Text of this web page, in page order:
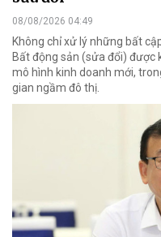
08/08/2026 04:49
Không chỉ xử lý những bất
Bất động sản (sửa đổi) được
mô hình kinh doanh mới,
gian ngầm đô thị.